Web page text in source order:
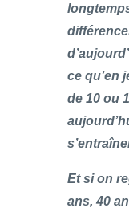
ce qu’en
de 10 ou
Et si on
ans, 40